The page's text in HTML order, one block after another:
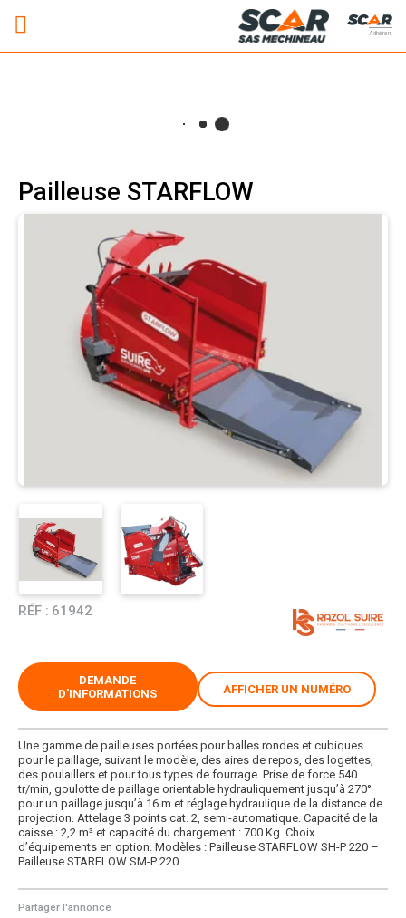
Adhérent
Pailleuse STARFLOW
RÉF : 61942
Partager l'annonce
Une gamme de pailleuses portées pour balles rondes et cubiques
pour le paillage, suivant le modèle, des aires de repos, des logettes,
des poulaillers et pour tous types de fourrage. Prise de force 540
tr/min, goulotte de paillage orientable hydrauliquement jusqu’à 270°
pour un paillage jusqu’à 16 m et réglage hydraulique de la distance de
projection. Attelage 3 points cat. 2, semi-automatique. Capacité de la
caisse : 2,2 m³ et capacité du chargement : 700 Kg. Choix
d’équipements en option. Modèles : Pailleuse STARFLOW SH-P 220 –
Pailleuse STARFLOW SM-P 220
DEMANDE
D'INFORMATIONS
AFFICHER UN NUMÉRO